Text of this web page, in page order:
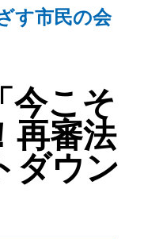
す市民の会
今こそ
再審法
ダウン